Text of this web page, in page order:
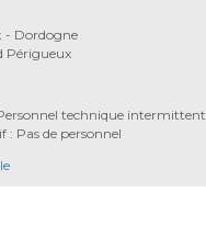
- Dordogne
Périgueux
technique intermittent
Pas de personnel